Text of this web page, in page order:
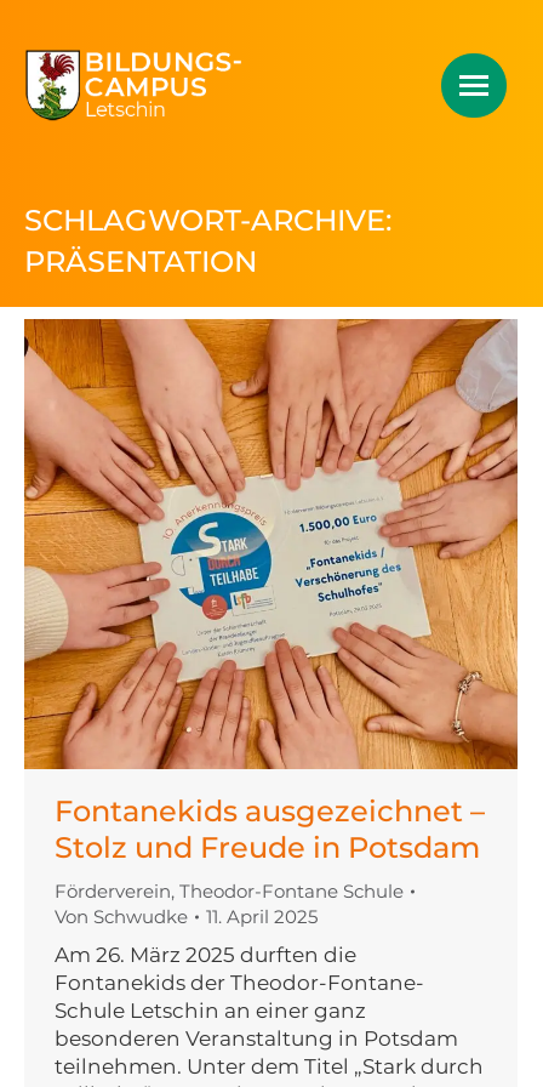
SCHLAGWORT-ARCHIVE:
PRÄSENTATION
Fontanekids ausgezeichnet –
Stolz und Freude in Potsdam
Förderverein, Theodor-Fontane Schule
Von Schwudke 11. April 2025
Am 26. März 2025 durften die
Fontanekids der Theodor-Fontane-
Schule Letschin an einer ganz
besonderen Veranstaltung in Potsdam
teilnehmen. Unter dem Titel „Stark durch